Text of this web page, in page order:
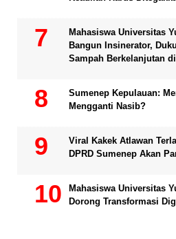
Mahasiswa Universitas
Bangun Insinerator,
Sampah Berkelanjutan
Sumenep Kepulauan:
Mengganti Nasib?
Viral Kakek Atlawan
DPRD Sumenep Akan
Mahasiswa Universitas
Dorong Transformasi